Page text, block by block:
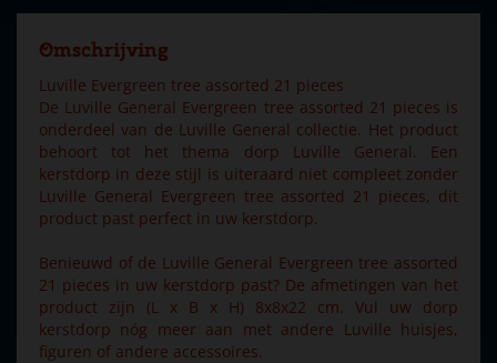
Omschrijving
Luville Evergreen tree assorted 21 pieces
De Luville General Evergreen tree assorted 21 pieces is
onderdeel van de Luville General collectie. Het product
behoort tot het thema dorp Luville General. Een
kerstdorp in deze stijl is uiteraard niet compleet zonder
Luville General Evergreen tree assorted 21 pieces, dit
product past perfect in uw kerstdorp.
Benieuwd of de Luville General Evergreen tree assorted
21 pieces in uw kerstdorp past? De afmetingen van het
product zijn (L x B x H) 8x8x22 cm. Vul uw dorp
kerstdorp nóg meer aan met andere Luville huisjes,
figuren of andere accessoires.